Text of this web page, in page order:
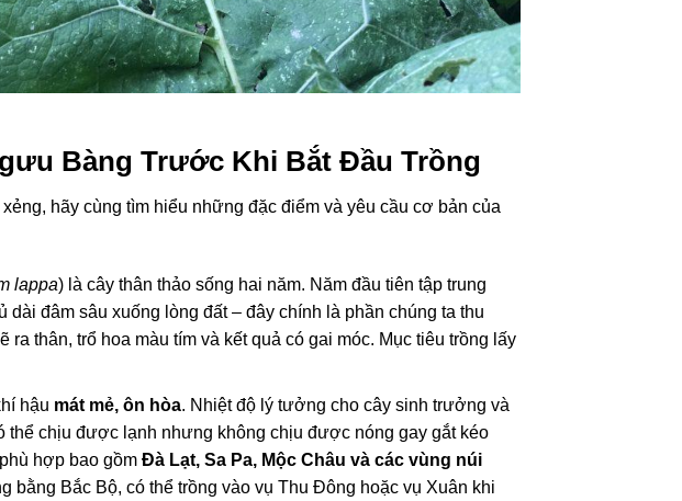
Bàng Trước Khi Bắt Đầu Trồng
hãy cùng tìm hiểu những đặc điểm và yêu cầu cơ bản của
lappa) là cây thân thảo sống hai năm. Năm đầu tiên tập trung
dài đâm sâu xuống lòng đất – đây chính là phần chúng ta thu
ra thân, trổ hoa màu tím và kết quả có gai móc. Mục tiêu trồng lấy
hậu mát mẻ, ôn hòa. Nhiệt độ lý tưởng cho cây sinh trưởng và
thể chịu được lạnh nhưng không chịu được nóng gay gắt kéo
hợp bao gồmĐà Lạt, Sa Pa, Mộc Châu và các vùng núi
bằng Bắc Bộ, có thể trồng vào vụ Thu Đông hoặc vụ Xuân khi